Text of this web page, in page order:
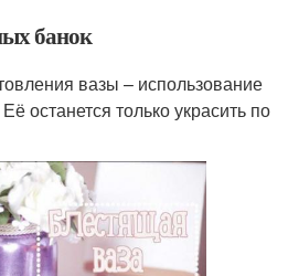
банок
вазы – использование
останется только украсить по